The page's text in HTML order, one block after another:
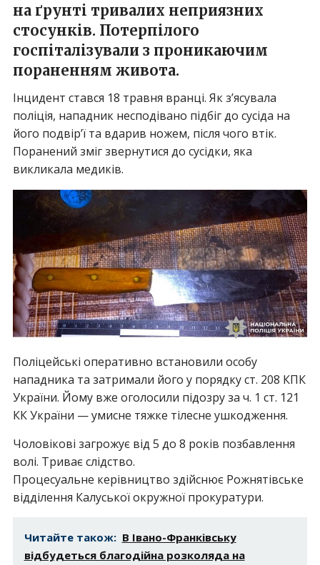
на ґрунті тривалих неприязних
стосунків. Потерпілого
госпіталізували з проникаючим
пораненням живота.
Інцидент стався 18 травня вранці. Як з’ясувала
поліція, нападник несподівано підбіг до сусіда на
його подвір’ї та вдарив ножем, після чого втік.
Поранений зміг звернутися до сусідки, яка
викликала медиків.
Поліцейські оперативно встановили особу
нападника та затримали його у порядку ст. 208 КПК
України. Йому вже оголосили підозру за ч. 1 ст. 121
КК України — умисне тяжке тілесне ушкодження.
Чоловікові загрожує від 5 до 8 років позбавлення
волі. Триває слідство.
Процесуальне керівництво здійснює Рожнятівське
відділення Калуської окружної прокуратури.
Читайте також: В Івано-Франківську
відбудеться благодійна розколяда на